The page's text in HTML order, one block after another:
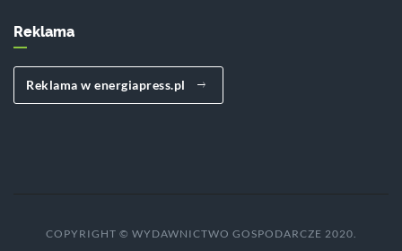
Reklama
Reklama w energiapress.pl
COPYRIGHT © WYDAWNICTWO GOSPODARCZE 2020.